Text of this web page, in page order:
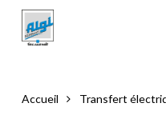
main
Accueil Transfert